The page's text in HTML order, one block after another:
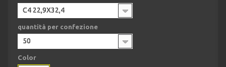
C4 22,9X32,4
quantità per confezione
50
Color